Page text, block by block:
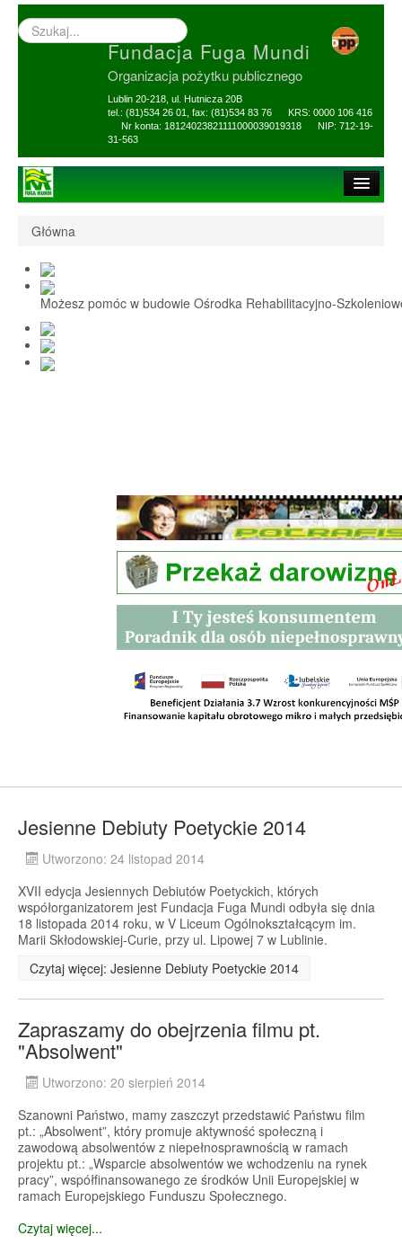
Wyszukiwarka
–
Fundacja Fuga Mundi
Organizacja pożytku publicznego
Lublin 20-218, ul. Hutnicza 20B
tel.: (81)534 26 01, fax: (81)534 83 76 KRS: 0000 106 416
Nr konta: 18124023821111000039019318 NIP: 712-19-
31-563
1,5% i darowizny
Nasi Beneficjenci
Ośrodek Reh-Szkol
Sprawozdania
Główna
Możesz pomóc w budowie Ośrodka Rehabilitacyjno-
Jesienne Debiuty Poetyckie 2014
Utworzono: 24 listopad 2014
XVII edycja Jesiennych Debiutów Poetyckich, których
współorganizatorem jest Fundacja Fuga Mundi odbyła się dnia
18 listopada 2014 roku, w V Liceum Ogólnokształcącym im.
Marii Skłodowskiej-Curie, przy ul. Lipowej 7 w Lublinie.
Czytaj więcej: Jesienne Debiuty Poetyckie 2014
Zapraszamy do obejrzenia filmu pt.
"Absolwent"
Utworzono: 20 sierpień 2014
Szanowni Państwo, mamy zaszczyt przedstawić Państwu film
pt.: „Absolwent”, który promuje aktywność społeczną i
zawodową absolwentów z niepełnosprawnością w ramach
projektu pt.: „Wsparcie absolwentów we wchodzeniu na rynek
pracy”, współfinansowanego ze środków Unii Europejskiej w
ramach Europejskiego Funduszu Społecznego.
Czytaj więcej...